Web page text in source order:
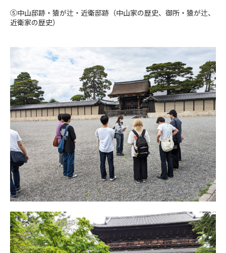
⑤中山邸跡・猿が辻・近衛邸跡（中山家の歴史、御所・猿が辻、
近衛家の歴史）